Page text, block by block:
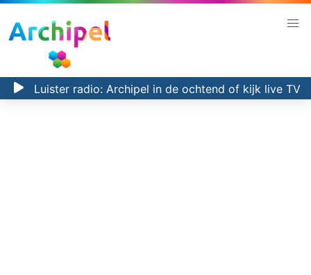
Luister radio: Archipel in de ochtend of kijk live TV